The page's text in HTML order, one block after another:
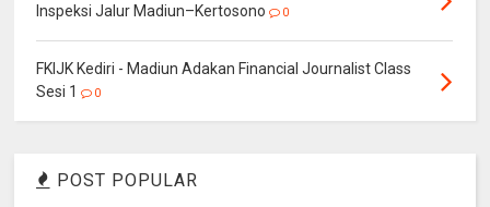
Inspeksi Jalur Madiun–Kertosono
0
FKIJK Kediri - Madiun Adakan Financial Journalist Class
Sesi 1
0
POST POPULAR